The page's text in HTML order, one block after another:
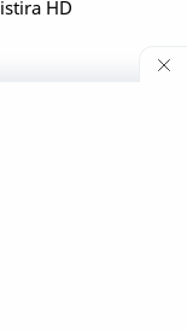
HD